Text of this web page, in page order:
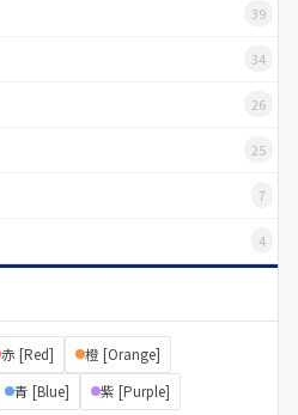
39
34
26
25
7
4
赤 [Red]
橙 [Orange]
青 [Blue]
紫 [Purple]